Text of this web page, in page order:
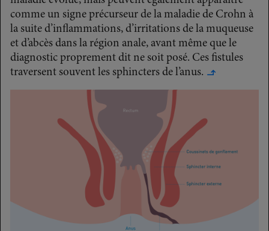
comme un signe précurseur de la maladie de Crohn à
la suite d’inflammations, d’irritations de la muqueuse
et d’abcès dans la région anale, avant même que le
diagnostic proprement dit ne soit posé. Ces fistules
traversent souvent les sphincters de l’anus. ↳